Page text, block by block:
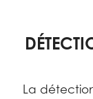
La